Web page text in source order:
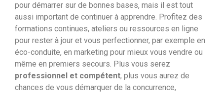
pour démarrer sur de bonnes bases, mais il est tout
aussi important de continuer à apprendre. Profitez des
formations continues, ateliers ou ressources en ligne
pour rester à jour et vous perfectionner, par exemple en
éco-conduite, en marketing pour mieux vous vendre ou
même en premiers secours. Plus vous serez
professionnel et compétent, plus vous aurez de
chances de vous démarquer de la concurrence,